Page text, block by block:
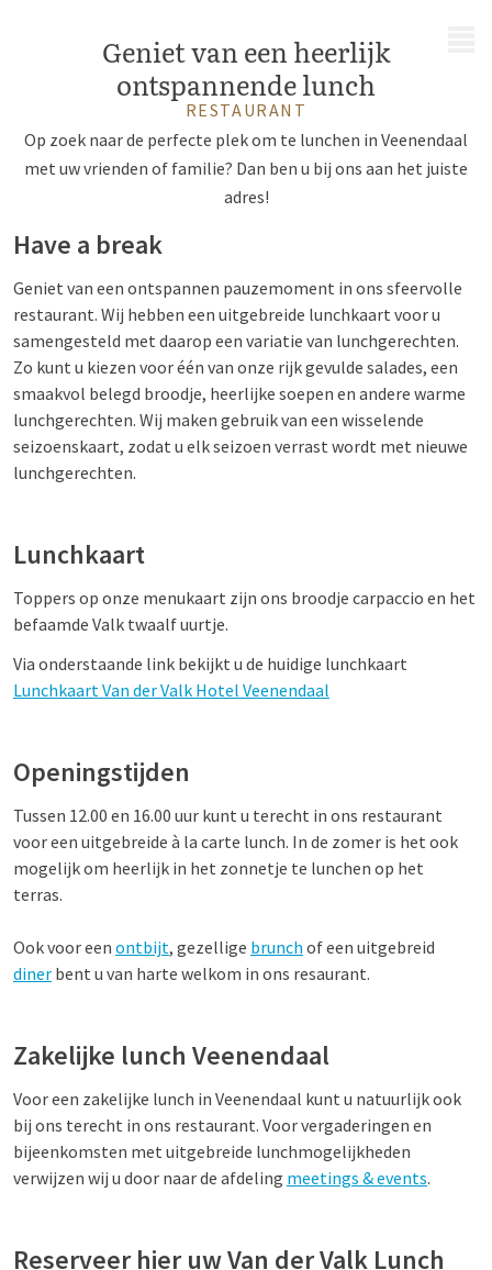
Geniet van een heerlijk
ontspannende lunch
RESTAURANT
Op zoek naar de perfecte plek om te lunchen in Veenendaal
met uw vrienden of familie? Dan ben u bij ons aan het juiste
adres!
Have a break
Geniet van een ontspannen pauzemoment in ons sfeervolle
restaurant. Wij hebben een uitgebreide lunchkaart voor u
samengesteld met daarop een variatie van lunchgerechten.
Zo kunt u kiezen voor één van onze rijk gevulde salades, een
smaakvol belegd broodje, heerlijke soepen en andere warme
lunchgerechten. Wij maken gebruik van een wisselende
seizoenskaart, zodat u elk seizoen verrast wordt met nieuwe
lunchgerechten.
Lunchkaart
Toppers op onze menukaart zijn ons broodje carpaccio en het
befaamde Valk twaalf uurtje.
Via onderstaande link bekijkt u de huidige lunchkaart
Lunchkaart Van der Valk Hotel Veenendaal
Openingstijden
Tussen 12.00 en 16.00 uur kunt u terecht in ons restaurant
voor een uitgebreide à la carte lunch. In de zomer is het ook
mogelijk om heerlijk in het zonnetje te lunchen op het
terras.
Ook voor een ontbijt, gezellige brunch of een uitgebreid
diner bent u van harte welkom in ons resaurant.
Zakelijke lunch Veenendaal
Voor een zakelijke lunch in Veenendaal kunt u natuurlijk ook
bij ons terecht in ons restaurant. Voor vergaderingen en
bijeenkomsten met uitgebreide lunchmogelijkheden
verwijzen wij u door naar de afdeling meetings & events.
Reserveer hier uw Van der Valk Lunch